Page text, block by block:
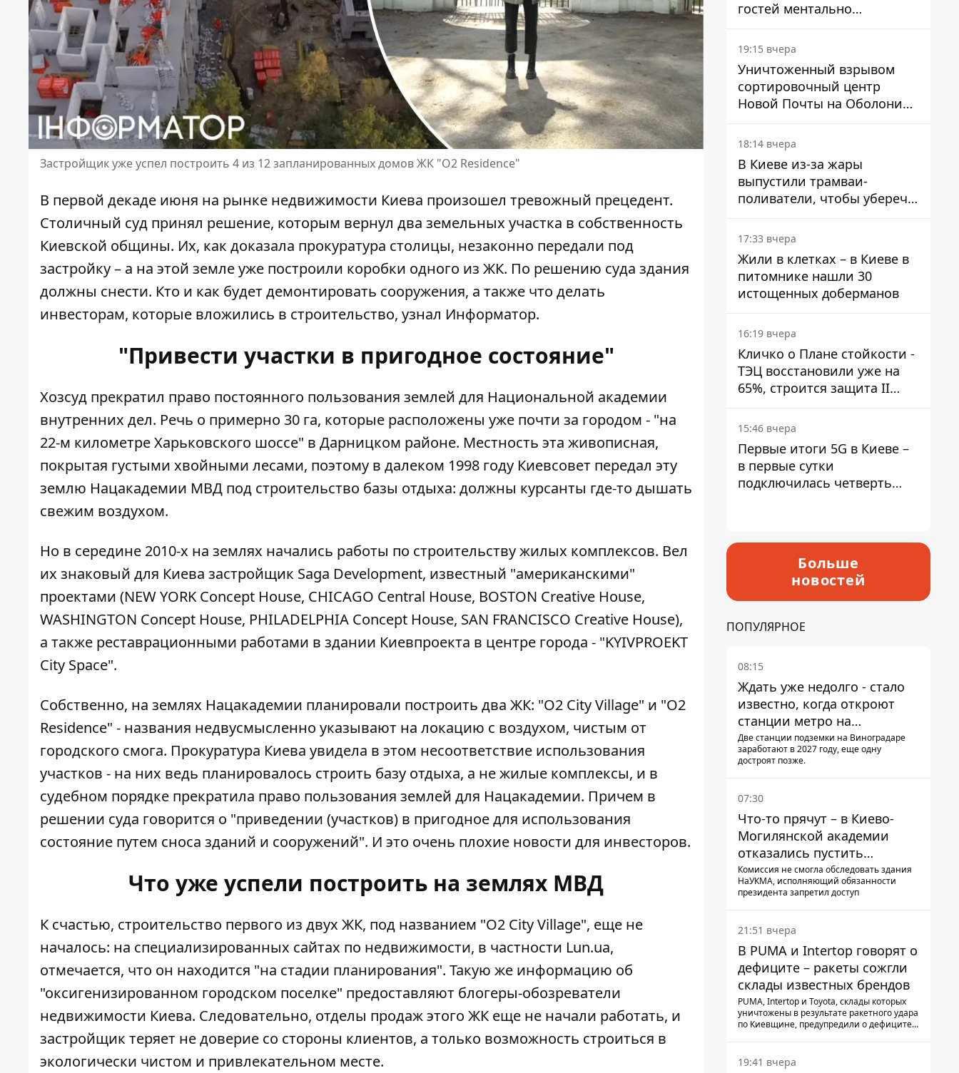
Застройщик уже успел построить 4 из 12 запланированных домов ЖК "O2 Residence"
В первой декаде июня на рынке недвижимости Киева произошел тревожный прецедент.
Столичный суд принял решение, которым вернул два земельных участка в собственность
Киевской общины. Их, как доказала прокуратура столицы, незаконно передали под
застройку – а на этой земле уже построили коробки одного из ЖК. По решению суда здания
должны снести. Кто и как будет демонтировать сооружения, а также что делать
инвесторам, которые вложились в строительство, узнал Информатор.
"Привести участки в пригодное состояние"
Хозсуд прекратил право постоянного пользования землей для Национальной академии
внутренних дел. Речь о примерно 30 га, которые расположены уже почти за городом - "на
22-м километре Харьковского шоссе" в Дарницком районе. Местность эта живописная,
покрытая густыми хвойными лесами, поэтому в далеком 1998 году Киевсовет передал эту
землю Нацакадемии МВД под строительство базы отдыха: должны курсанты где-то дышать
свежим воздухом.
Но в середине 2010-х на землях начались работы по строительству жилых комплексов. Вел
их знаковый для Киева застройщик Saga Development, известный "американскими"
проектами (NEW YORK Concept House, CHICAGO Central House, BOSTON Creative House,
WASHINGTON Concept House, PHILADELPHIA Concept House, SAN FRANCISCO Creative House),
а также реставрационными работами в здании Киевпроекта в центре города - "KYIVPROEKT
City Space".
Собственно, на землях Нацакадемии планировали построить два ЖК: "О2 City Village" и "O2
Residence" - названия недвусмысленно указывают на локацию с воздухом, чистым от
городского смога. Прокуратура Киева увидела в этом несоответствие использования
участков - на них ведь планировалось строить базу отдыха, а не жилые комплексы, и в
судебном порядке прекратила право пользования землей для Нацакадемии. Причем в
решении суда говорится о "приведении (участков) в пригодное для использования
состояние путем сноса зданий и сооружений". И это очень плохие новости для инвесторов.
Что уже успели построить на землях МВД
К счастью, строительство первого из двух ЖК, под названием "O2 City Village", еще не
началось: на специализированных сайтах по недвижимости, в частности Lun.ua,
отмечается, что он находится "на стадии планирования". Такую же информацию об
"оксигенизированном городском поселке" предоставляют блогеры-обозреватели
недвижимости Киева. Следовательно, отделы продаж этого ЖК еще не начали работать, и
застройщик теряет не доверие со стороны клиентов, а только возможность строиться в
экологически чистом и привлекательном месте.
гостей ментально
разгружает акула
19:15 вчера
Уничтоженный взрывом
сортировочный центр
Новой Почты на Оболони
заработал – выдают
посылки
18:14 вчера
В Киеве из-за жары
выпустили трамваи-
поливатели, чтобы уберечь
рельсы от деформации
17:33 вчера
Жили в клетках – в Киеве в
питомнике нашли 30
истощенных доберманов
16:19 вчера
Кличко о Плане стойкости -
ТЭЦ восстановили уже на
65%, строится защита II
уровня
15:46 вчера
Первые итоги 5G в Киеве –
в первые сутки
подключилась четверть
Больше
новостей
ПОПУЛЯРНОЕ
08:15
Ждать уже недолго - стало
известно, когда откроют
станции метро на
Виноградаре
Две станции подземки на Виноградаре
заработают в 2027 году, еще одну
достроят позже.
07:30
Что-то прячут – в Киево-
Могилянской академии
отказались пустить
комиссию по охране
памятников на территорию
Комиссия не смогла обследовать здания
НаУКМА, исполняющий обязанности
президента запретил доступ
21:51 вчера
В PUMA и Intertop говорят о
дефиците – ракеты сожгли
склады известных брендов
PUMA, Intertop и Toyota, склады которых
уничтожены в результате ракетного удара
по Киевщине, предупредили о дефиците
19:41 вчера